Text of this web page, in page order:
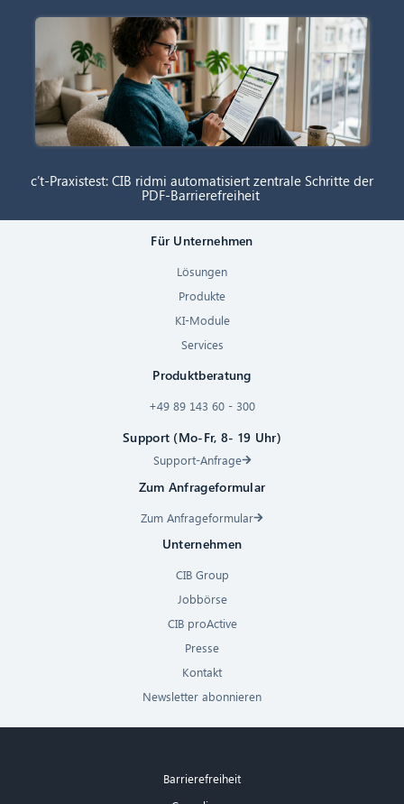
c’t-Praxistest: CIB ridmi automatisiert zentrale Schritte der
PDF-Barrierefreiheit
Für Unternehmen
Lösungen
Produkte
KI-Module
Services
Produktberatung
+49 89 143 60 - 300
Support (Mo-Fr, 8- 19 Uhr)
Support-Anfrage
Zum Anfrageformular
Zum Anfrageformular
Unternehmen
CIB Group
Jobbörse
CIB proActive
Presse
Kontakt
Newsletter abonnieren
Barrierefreiheit